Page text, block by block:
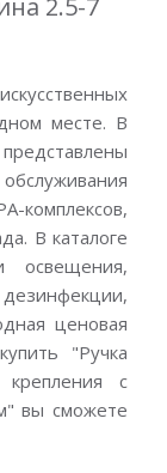
2.5-7
месте. В
комплексов,
В каталоге
освещения,
ценовая
"Ручка
крепления с
вы сможете